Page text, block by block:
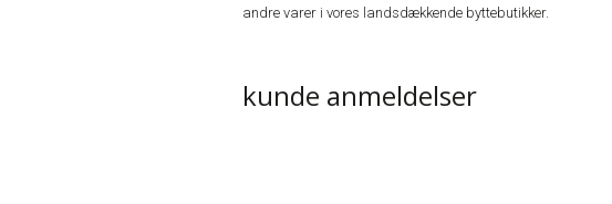
andre varer i vores landsdækkende byttebutikker.
kunde anmeldelser